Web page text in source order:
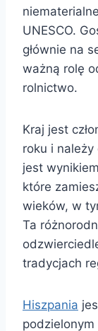
UNESCO.
głównie na
ważną rolę
rolnictwo.
Kraj jest
roku i
jest
które
wieków, w
Ta
tradycjach
Hiszpania